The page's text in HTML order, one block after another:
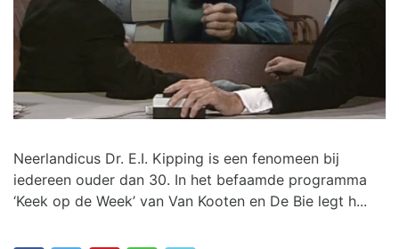
Neerlandicus Dr. E.I. Kipping is een fenomeen bij
iedereen ouder dan 30. In het befaamde programma
‘Keek op de Week’ van Van Kooten en De Bie legt h...